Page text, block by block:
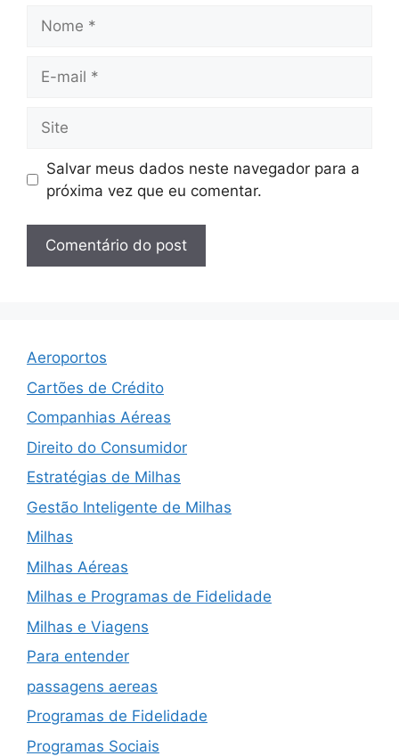
mail
Salvar meus dados neste navegador para a
próxima vez que eu comentar.
Aeroportos
Cartões de Crédito
Companhias Aéreas
Direito do Consumidor
Estratégias de Milhas
Gestão Inteligente de Milhas
Milhas
Milhas Aéreas
Milhas e Programas de Fidelidade
Milhas e Viagens
Para entender
passagens aereas
Programas de Fidelidade
Programas Sociais